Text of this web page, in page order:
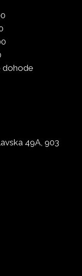
dohode
49A, 903